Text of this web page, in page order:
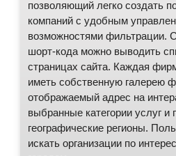
позволяющий легко создать
компаний с удобным
возможностями фильтрации.
шорт-кода можно выводить
страницах сайта. Каждая
иметь собственную галерею
отображаемый адрес на
выбранные категории услуг и
географические регионы.
искать организации по